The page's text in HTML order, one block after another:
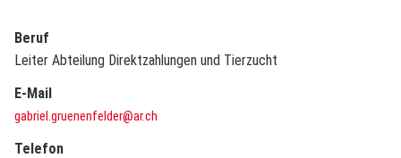
Beruf
Leiter Abteilung Direktzahlungen und Tierzucht
E-Mail
gabriel.gruenenfelder@ar.ch
Telefon